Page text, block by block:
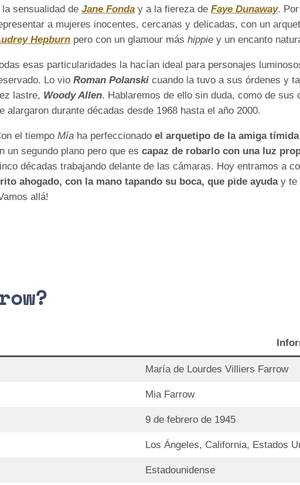
la sensualidad de Jane Fonda y a la fiereza de Faye Dunaway.
a mujeres inocentes, cercanas y delicadas, con un
Hepburn pero con un glamour más hippie y un encanto
esas particularidades la hacían ideal para personajes
Lo vio Roman Polanski cuando la tuvo a sus órdenes y
lastre, Woody Allen. Hablaremos de ello sin duda, como de
alargaron durante décadas desde 1968 hasta el año 2000.
el tiempo Mía ha perfeccionado el arquetipo de la amiga
un segundo plano pero que es capaz de robarlo con una luz
décadas trabajando delante de las cámaras. Hoy entramos a
ahogado, con la mano tapando su boca, que pide ayuday te
allá!
María de Lourdes Villiers Farrow
Mia Farrow
9 de febrero de 1945
Los Ángeles, California, Estados
Estadounidense